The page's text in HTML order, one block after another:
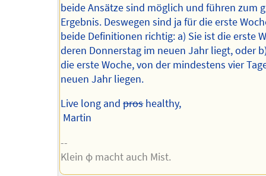
beide Ansätze sind möglich und führen zum
Ergebnis. Deswegen sind ja für die erste
beide Definitionen richtig: a) Sie ist die erste
deren Donnerstag im neuen Jahr liegt, oder
die erste Woche, von der mindestens vier
neuen Jahr liegen.
Live long andproshealthy,
Martin
--
Klein φ macht auch Mist.